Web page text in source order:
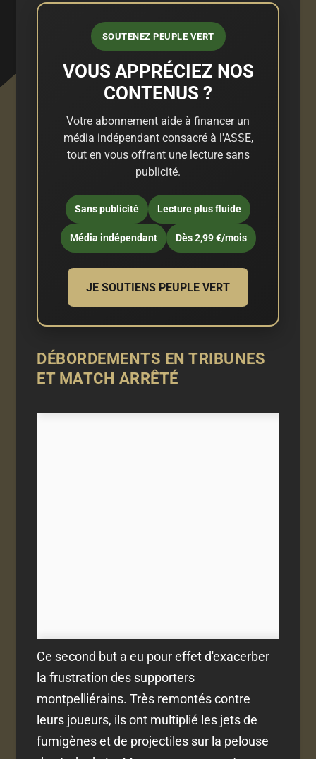
SOUTENEZ PEUPLE VERT
VOUS APPRÉCIEZ NOS
CONTENUS ?
Votre abonnement aide à financer un
média indépendant consacré à l'ASSE,
tout en vous offrant une lecture sans
publicité.
Sans publicité Lecture plus fluide
Média indépendant Dès 2,99 €/mois
JE SOUTIENS PEUPLE VERT
DÉBORDEMENTS EN TRIBUNES
ET MATCH ARRÊTÉ
Ce second but a eu pour effet d'exacerber
la frustration des supporters
montpelliérains. Très remontés contre
leurs joueurs, ils ont multiplié les jets de
fumigènes et de projectiles sur la pelouse